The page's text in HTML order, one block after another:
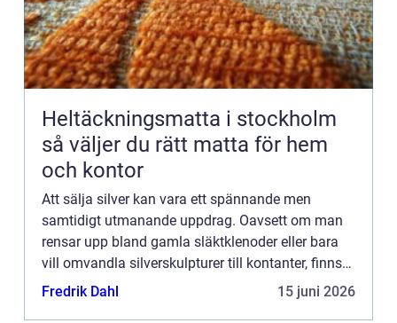
Heltäckningsmatta i stockholm
så väljer du rätt matta för hem
och kontor
Att sälja silver kan vara ett spännande men
samtidigt utmanande uppdrag. Oavsett om man
rensar upp bland gamla släktklenoder eller bara
vill omvandla silverskulpturer till kontanter, finns
det mycket att ta hänsyn till. Den hä...
Fredrik Dahl 15 juni 2026